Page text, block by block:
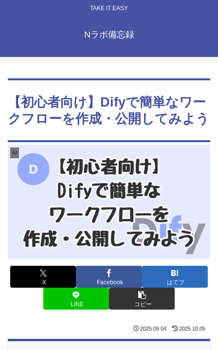
TAKE IT EASY
Nラボ備忘録
【初心者向け】Difyで簡単なワー
クフローを作成・公開してみよう
AI
X Facebook はてブ
LINE コピー
2025.09.04 2025.10.05